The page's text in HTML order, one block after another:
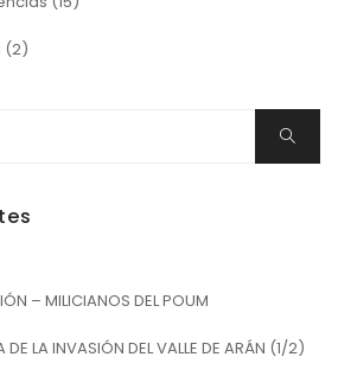
(2)
Buscar
– MILICIANOS DEL POUM
LA INVASIÓN DEL VALLE DE ARÁN (1/2)